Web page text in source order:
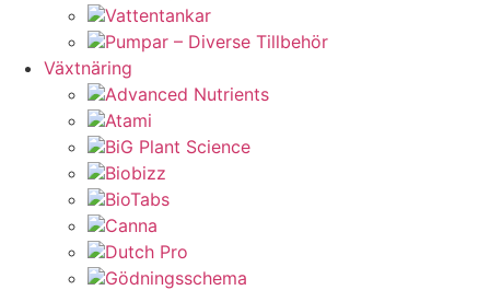
Vattentankar
Pumpar – Diverse Tillbehör
Växtnäring
Advanced Nutrients
Atami
BiG Plant Science
Biobizz
BioTabs
Canna
Dutch Pro
Gödningsschema